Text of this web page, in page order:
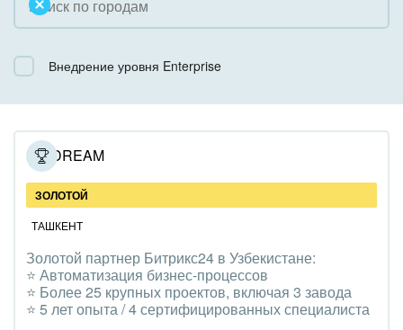
Крупные корпоративные внедрения
Внедрение для медицины
Внедрение для гос.организаций
Внедрение онлайн-продаж
Внедрение онлайн-офиса / Интранета
Образование, наука
Общественно-политические организации
Охрана, безопасность
Промышленность
СМИ, издательства, справочники
Страхование
Строительство, ремонт и благоустройство
Транспорт, Авиация, автобизнес
Внедрение уровня Enterprise
UNIDREAM
ЗОЛОТОЙ
ТАШКЕНТ
Золотой партнер Битрикс24 в Узбекистане:
⭐️ Автоматизация бизнес-процессов
⭐️ Более 25 крупных проектов, включая 3 завода
⭐️ 5 лет опыта / 4 сертифицированных специалиста